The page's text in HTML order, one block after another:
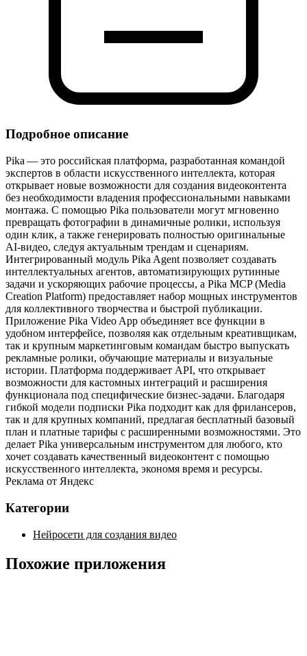
Подробное описание
Pika — это российская платформа, разработанная командой
экспертов в области искусственного интеллекта, которая
открывает новые возможности для создания видеоконтента
без необходимости владения профессиональными навыками
монтажа. С помощью Pika пользователи могут мгновенно
превращать фотографии в динамичные ролики, используя
один клик, а также генерировать полностью оригинальные
AI‑видео, следуя актуальным трендам и сценариям.
Интегрированный модуль Pika Agent позволяет создавать
интеллектуальных агентов, автоматизирующих рутинные
задачи и ускоряющих рабочие процессы, а Pika MCP (Media
Creation Platform) предоставляет набор мощных инструментов
для коллективного творчества и быстрой публикации.
Приложение Pika Video App объединяет все функции в
удобном интерфейсе, позволяя как отдельным креативщикам,
так и крупным маркетинговым командам быстро выпускать
рекламные ролики, обучающие материалы и визуальные
истории. Платформа поддерживает API, что открывает
возможности для кастомных интеграций и расширения
функционала под специфические бизнес‑задачи. Благодаря
гибкой модели подписки Pika подходит как для фрилансеров,
так и для крупных компаний, предлагая бесплатный базовый
план и платные тарифы с расширенными возможностями. Это
делает Pika универсальным инструментом для любого, кто
хочет создавать качественный видеоконтент с помощью
искусственного интеллекта, экономя время и ресурсы.
Реклама от Яндекс
Категории
Нейросети для создания видео
Похожие приложения